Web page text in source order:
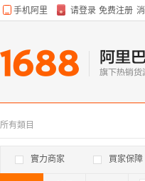
所有類目
實力商家 買家保障